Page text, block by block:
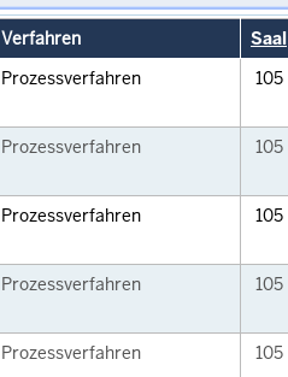
Verfahren Saal
Prozessverfahren 105
Prozessverfahren 105
Prozessverfahren 105
Prozessverfahren 105
Prozessverfahren 105